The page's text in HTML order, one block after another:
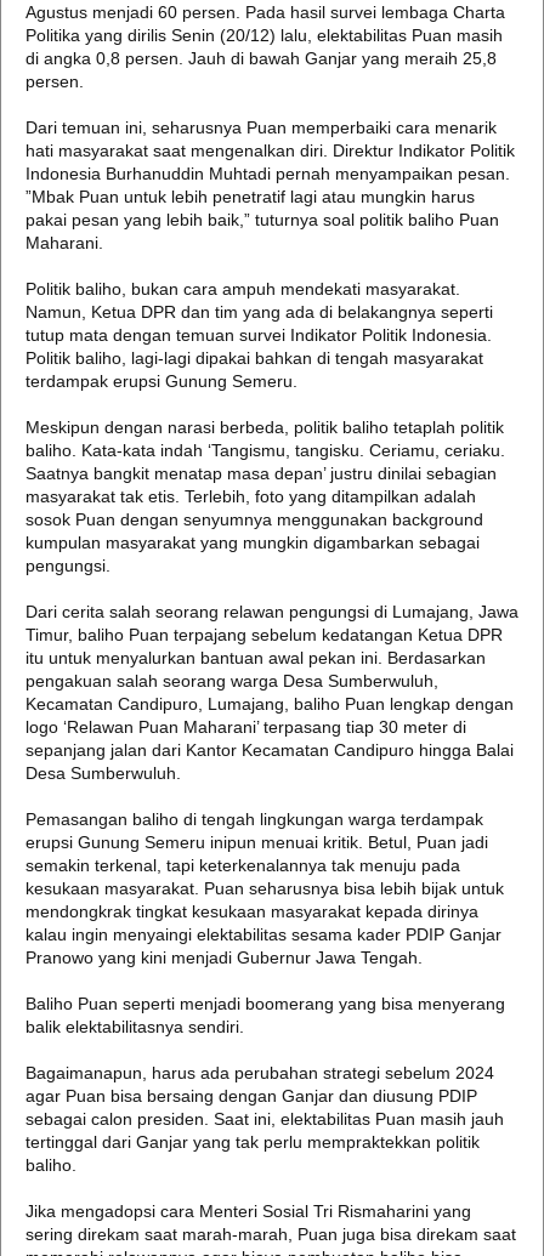
Agustus menjadi 60 persen. Pada hasil survei lembaga Charta
Politika yang dirilis Senin (20/12) lalu, elektabilitas Puan masih
di angka 0,8 persen. Jauh di bawah Ganjar yang meraih 25,8
persen.
Dari temuan ini, seharusnya Puan memperbaiki cara menarik
hati masyarakat saat mengenalkan diri. Direktur Indikator Politik
Indonesia Burhanuddin Muhtadi pernah menyampaikan pesan.
”Mbak Puan untuk lebih penetratif lagi atau mungkin harus
pakai pesan yang lebih baik,” tuturnya soal politik baliho Puan
Maharani.
Politik baliho, bukan cara ampuh mendekati masyarakat.
Namun, Ketua DPR dan tim yang ada di belakangnya seperti
tutup mata dengan temuan survei Indikator Politik Indonesia.
Politik baliho, lagi-lagi dipakai bahkan di tengah masyarakat
terdampak erupsi Gunung Semeru.
Meskipun dengan narasi berbeda, politik baliho tetaplah politik
baliho. Kata-kata indah ‘Tangismu, tangisku. Ceriamu, ceriaku.
Saatnya bangkit menatap masa depan’ justru dinilai sebagian
masyarakat tak etis. Terlebih, foto yang ditampilkan adalah
sosok Puan dengan senyumnya menggunakan background
kumpulan masyarakat yang mungkin digambarkan sebagai
pengungsi.
Dari cerita salah seorang relawan pengungsi di Lumajang, Jawa
Timur, baliho Puan terpajang sebelum kedatangan Ketua DPR
itu untuk menyalurkan bantuan awal pekan ini. Berdasarkan
pengakuan salah seorang warga Desa Sumberwuluh,
Kecamatan Candipuro, Lumajang, baliho Puan lengkap dengan
logo ‘Relawan Puan Maharani’ terpasang tiap 30 meter di
sepanjang jalan dari Kantor Kecamatan Candipuro hingga Balai
Desa Sumberwuluh.
Pemasangan baliho di tengah lingkungan warga terdampak
erupsi Gunung Semeru inipun menuai kritik. Betul, Puan jadi
semakin terkenal, tapi keterkenalannya tak menuju pada
kesukaan masyarakat. Puan seharusnya bisa lebih bijak untuk
mendongkrak tingkat kesukaan masyarakat kepada dirinya
kalau ingin menyaingi elektabilitas sesama kader PDIP Ganjar
Pranowo yang kini menjadi Gubernur Jawa Tengah.
Baliho Puan seperti menjadi boomerang yang bisa menyerang
balik elektabilitasnya sendiri.
Bagaimanapun, harus ada perubahan strategi sebelum 2024
agar Puan bisa bersaing dengan Ganjar dan diusung PDIP
sebagai calon presiden. Saat ini, elektabilitas Puan masih jauh
tertinggal dari Ganjar yang tak perlu mempraktekkan politik
baliho.
Jika mengadopsi cara Menteri Sosial Tri Rismaharini yang
sering direkam saat marah-marah, Puan juga bisa direkam saat